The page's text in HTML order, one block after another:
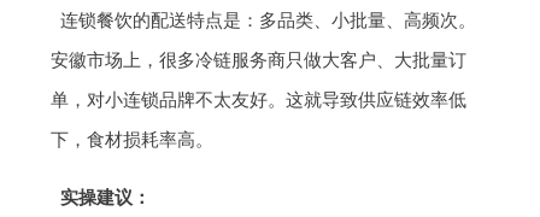
连锁餐饮的配送特点是：多品类、小批量、高频次。
安徽市场上，很多冷链服务商只做大客户、大批量订
单，对小连锁品牌不太友好。这就导致供应链效率低
下，食材损耗率高。
实操建议：